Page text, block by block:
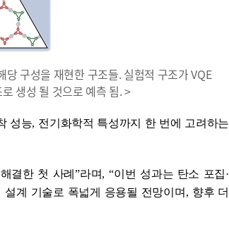
구성을 재현한 구조들. 실험적 구조가 VQE
생성 될 것으로 예측 됨. >
성능, 전기화학적 특성까지 한 번에 고려하는
결한 첫 사례 ”라며, “이번 성과는 탄소 포집·
계 기술로 폭넓게 응용될 전망이며 , 향후 더